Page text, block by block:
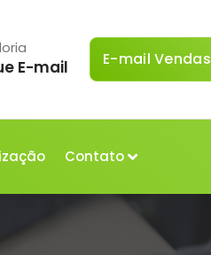
E-mail E-mail Vendas
Contato